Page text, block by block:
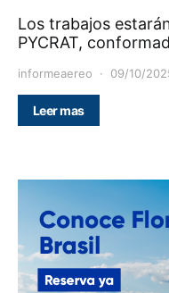
Los trabajos
PYCRAT,
informeaereo 09/10/
Leer mas